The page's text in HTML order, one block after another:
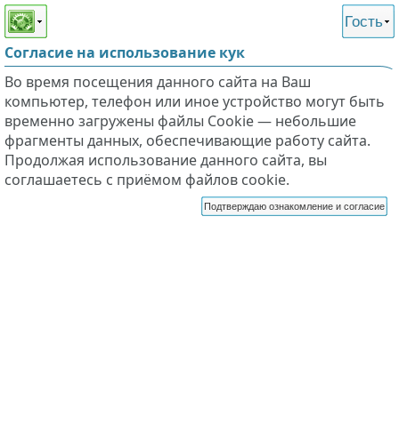
Этот сайт поддерживает
слабовидящих
Гость
Согласие на использование кук
Во время посещения данного сайта на Ваш
компьютер, телефон или иное устройство могут быть
временно загружены файлы Cookie — небольшие
фрагменты данных, обеспечивающие работу сайта.
Продолжая использование данного сайта, вы
соглашаетесь с приёмом файлов cookie.
Подтверждаю ознакомление и согласие